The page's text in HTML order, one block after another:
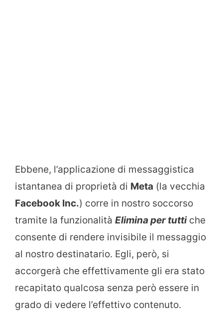
Ebbene, l’applicazione di messaggistica
istantanea di proprietà di Meta (la vecchia
Facebook Inc.) corre in nostro soccorso
tramite la funzionalità Elimina per tuttiche
consente di rendere invisibile il messaggio
al nostro destinatario. Egli, però, si
accorgerà che effettivamente gli era stato
recapitato qualcosa senza però essere in
grado di vedere l’effettivo contenuto.